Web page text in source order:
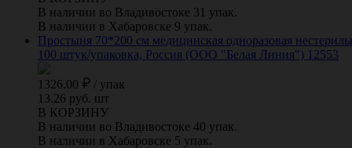
В наличии во Владивостоке 31 упак.
В наличии в Хабаровске 9 упак.
Простыня 70*200 см медицинская одноразовая
100 штук/упаковка, Россия (ООО "Белая Линия") 12553
1326.00 / упак
13.26 руб. шт
В КОРЗИНУ
В наличии во Владивостоке 40 упак.
В наличии в Хабаровске 5 упак.